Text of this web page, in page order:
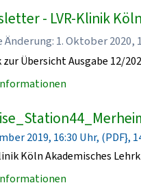
- LVR-Klinik Köln
1. Oktober 2020,
zur Übersicht Ausgabe 12/
2019, 16:30 Uhr, (PDF},
Köln Akademisches